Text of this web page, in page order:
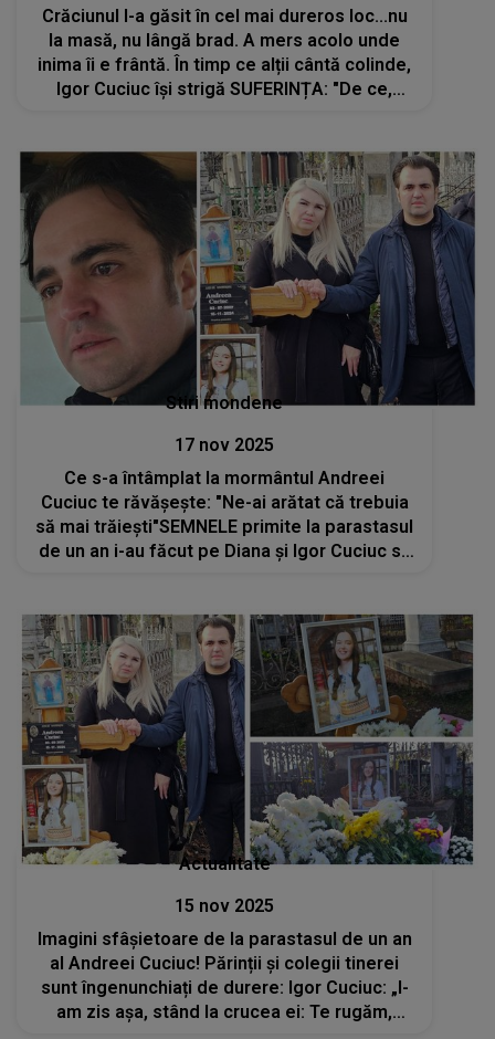
Crăciunul l-a găsit în cel mai dureros loc...nu
la masă, nu lângă brad. A mers acolo unde
inima îi e frântă. În timp ce alții cântă colinde,
Igor Cuciuc își strigă SUFERINȚA: "De ce,
Stiri mondene
17 nov 2025
Ce s-a întâmplat la mormântul Andreei
Cuciuc te răvășește: "Ne-ai arătat că trebuia
să mai trăiești"SEMNELE primite la parastasul
de un an i-au făcut pe Diana și Igor Cuciuc să
Actualitate
15 nov 2025
Imagini sfâșietoare de la parastasul de un an
al Andreei Cuciuc! Părinții și colegii tinerei
sunt îngenunchiați de durere: Igor Cuciuc: „I-
am zis așa, stând la crucea ei: Te rugăm,